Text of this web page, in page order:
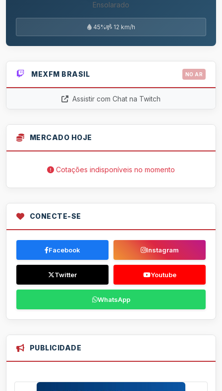
Ensolarado
45% 12 km/h
MEXFM BRASIL NO AR
Assistir com Chat na Twitch
MERCADO HOJE
Cotações indisponíveis no momento
CONECTE-SE
Facebook Instagram
Twitter Youtube
WhatsApp
PUBLICIDADE